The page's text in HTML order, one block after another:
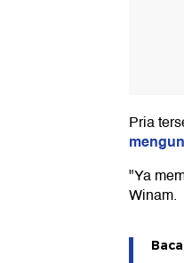
Pria
"Ya
Winam.